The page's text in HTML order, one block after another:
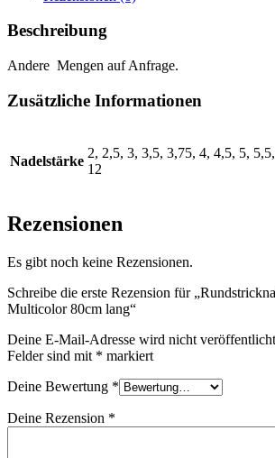
Beschreibung
Andere Mengen auf Anfrage.
Zusätzliche Informationen
Nadelstärke
2, 2,5, 3, 3,5, 3,75, 4, 4,5, 5,
12
Rezensionen
Es gibt noch keine Rezensionen.
Schreibe die erste Rezension für
Multicolor 80cm lang“
Deine E-Mail-Adresse wird nicht
Felder sind mit * markiert
Deine Bewertung *
Deine Rezension *